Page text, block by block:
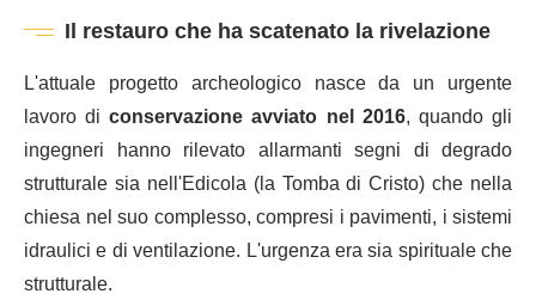
Il restauro che ha scatenato la rivelazione
L'attuale progetto archeologico nasce da un urgente
lavoro diconservazione avviato nel 2016, quando gli
ingegneri hanno rilevato allarmanti segni di degrado
strutturale sia nell'Edicola (la Tomba di Cristo) che nella
chiesa nel suo complesso, compresi i pavimenti, i sistemi
idraulici e di ventilazione. L'urgenza era sia spirituale che
strutturale.